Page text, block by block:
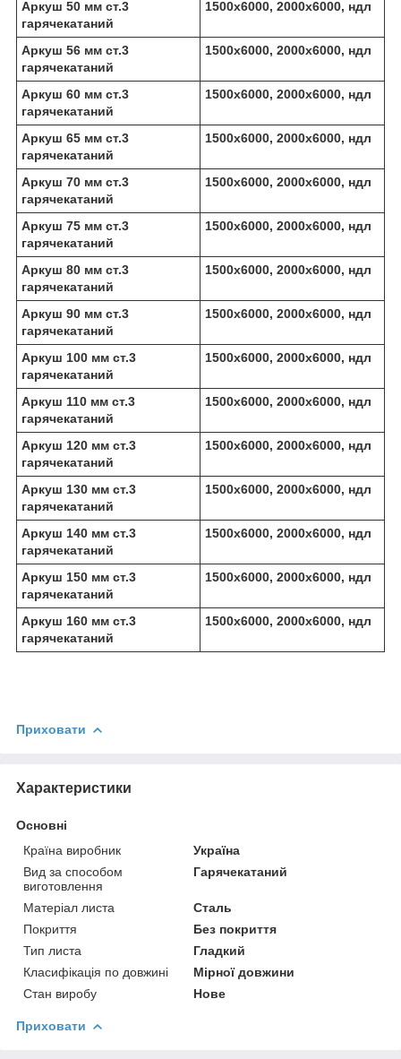
Аркуш 50 мм ст.3
гарячекатаний
1500х6000, 2000х6000, ндл
Аркуш 56 мм ст.3
гарячекатаний
1500х6000, 2000х6000, ндл
Аркуш 60 мм ст.3
гарячекатаний
1500х6000, 2000х6000, ндл
Аркуш 65 мм ст.3
гарячекатаний
1500х6000, 2000х6000, ндл
Аркуш 70 мм ст.3
гарячекатаний
1500х6000, 2000х6000, ндл
Аркуш 75 мм ст.3
гарячекатаний
1500х6000, 2000х6000, ндл
Аркуш 80 мм ст.3
гарячекатаний
1500х6000, 2000х6000, ндл
Аркуш 90 мм ст.3
гарячекатаний
1500х6000, 2000х6000, ндл
Аркуш 100 мм ст.3
гарячекатаний
1500х6000, 2000х6000, ндл
Аркуш 110 мм ст.3
гарячекатаний
1500х6000, 2000х6000, ндл
Аркуш 120 мм ст.3
гарячекатаний
1500х6000, 2000х6000, ндл
Аркуш 130 мм ст.3
гарячекатаний
1500х6000, 2000х6000, ндл
Аркуш 140 мм ст.3
гарячекатаний
1500х6000, 2000х6000, ндл
Аркуш 150 мм ст.3
гарячекатаний
1500х6000, 2000х6000, ндл
Аркуш 160 мм ст.3
гарячекатаний
1500х6000, 2000х6000, ндл
Приховати
Характеристики
Основні
Країна виробник
Україна
Вид за способом
виготовлення
Гарячекатаний
Матеріал листа
Сталь
Покриття
Без покриття
Тип листа
Гладкий
Класифікація по довжині
Мірної довжини
Стан виробу
Нове
Приховати